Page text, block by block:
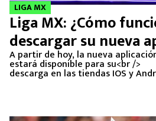
LIGA MX
Liga MX: ¿Cómo
descargar su nueva
A partir de hoy, la nueva
estará disponible para su<br />
descarga en las tiendas IOS y